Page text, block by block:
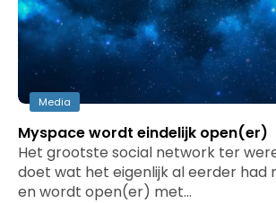
Media
Myspace wordt eindelijk open(er)
Het grootste social network ter
doet wat het eigenlijk al eerder had
en wordt open(er) met…